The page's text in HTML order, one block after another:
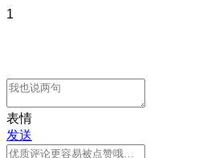
1
表情
发送